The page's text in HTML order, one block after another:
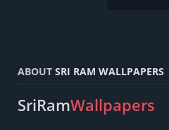
ABOUT SRI RAM WALLPAPERS
SriRamWallpapers